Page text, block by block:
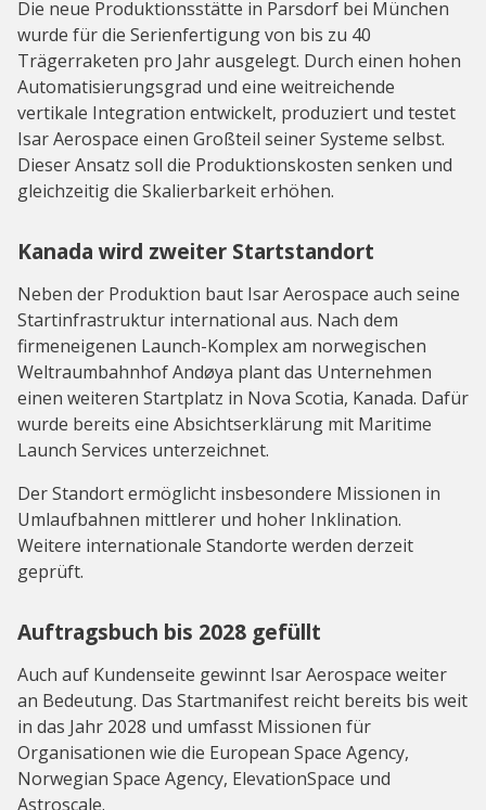
Die neue Produktionsstätte in Parsdorf bei München
wurde für die Serienfertigung von bis zu 40
Trägerraketen pro Jahr ausgelegt. Durch einen hohen
Automatisierungsgrad und eine weitreichende
vertikale Integration entwickelt, produziert und testet
Isar Aerospace einen Großteil seiner Systeme selbst.
Dieser Ansatz soll die Produktionskosten senken und
gleichzeitig die Skalierbarkeit erhöhen.
Kanada wird zweiter Startstandort
Neben der Produktion baut Isar Aerospace auch seine
Startinfrastruktur international aus. Nach dem
firmeneigenen Launch-Komplex am norwegischen
Weltraumbahnhof Andøya plant das Unternehmen
einen weiteren Startplatz in Nova Scotia, Kanada. Dafür
wurde bereits eine Absichtserklärung mit Maritime
Launch Services unterzeichnet.
Der Standort ermöglicht insbesondere Missionen in
Umlaufbahnen mittlerer und hoher Inklination.
Weitere internationale Standorte werden derzeit
geprüft.
Auftragsbuch bis 2028 gefüllt
Auch auf Kundenseite gewinnt Isar Aerospace weiter
an Bedeutung. Das Startmanifest reicht bereits bis weit
in das Jahr 2028 und umfasst Missionen für
Organisationen wie die European Space Agency,
Norwegian Space Agency, ElevationSpace und
Astroscale.